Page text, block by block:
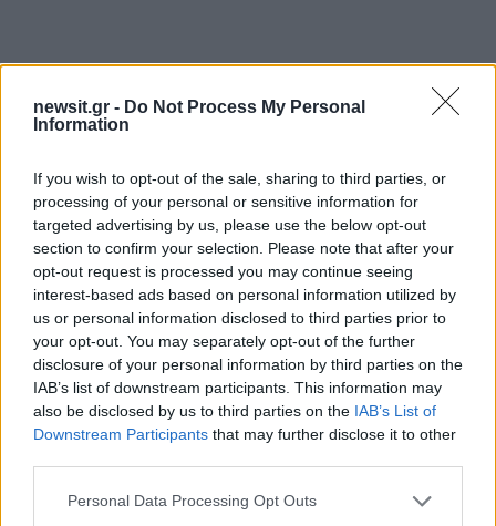
newsit.gr - Do Not Process My Personal
Information
If you wish to opt-out of the sale, sharing to third parties, or
processing of your personal or sensitive information for
targeted advertising by us, please use the below opt-out
section to confirm your selection. Please note that after your
opt-out request is processed you may continue seeing
interest-based ads based on personal information utilized by
us or personal information disclosed to third parties prior to
your opt-out. You may separately opt-out of the further
disclosure of your personal information by third parties on the
IAB’s list of downstream participants. This information may
also be disclosed by us to third parties on the IAB’s List of
Downstream Participants that may further disclose it to other
Please note that this website/app uses one or more Google
Personal Data Processing Opt Outs
Αν τα χάσατε
Σοκαριστική υπόθεση στην
Κρήτη: Τουρίστας ρωτούσε
πόσο να πληρώσει για να
ασελγήσει σε 10χρονο
επιχείρησης
Μυστράς: Αλλαγή
υπερασπιστική
55χρονου που έκρυψε
νεκρό πατέρα του
διαφωνία με την